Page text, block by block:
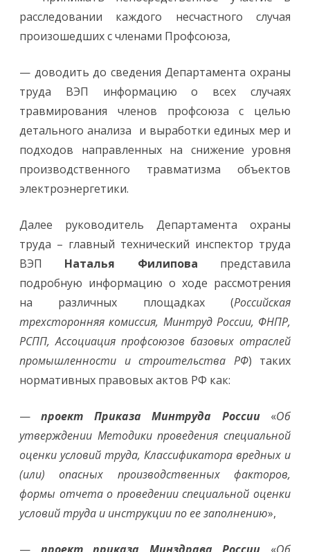
расследовании каждого несчастного случая
произошедших с членами Профсоюза,
— доводить до сведения Департамента охраны
труда ВЭП информацию о всех случаях
травмирования членов профсоюза с целью
детального анализа и выработки единых мер и
подходов направленных на снижение уровня
производственного травматизма объектов
электроэнергетики.
Далее руководитель Департамента охраны
труда – главный технический инспектор труда
ВЭП Наталья Филипова представила
подробную информацию о ходе рассмотрения
на различных площадках (Российская
трехсторонняя комиссия, Минтруд России, ФНПР,
РСПП, Ассоциация профсоюзов базовых отраслей
промышленности и строительства РФ) таких
нормативных правовых актов РФ как:
—проект Приказа Минтруда России«Об
утверждении Методики проведения специальной
оценки условий труда, Классификатора вредных и
(или) опасных производственных факторов,
формы отчета о проведении специальной оценки
условий труда и инструкции по ее заполнению»,